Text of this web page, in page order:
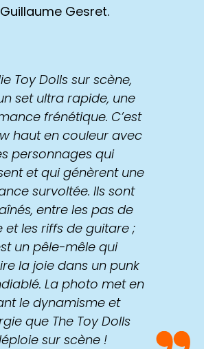
Gesret.
Toy Dolls sur scène,
set ultra rapide, une
frénétique. C’est
haut en couleur avec
personnages qui
et qui génèrent une
survoltée. Ils sont
entre les pas de
et les riffs de guitare ;
un pêle-mêle qui
la joie dans un punk
La photo met en
le dynamisme et
que The Toy Dolls
sur scène !